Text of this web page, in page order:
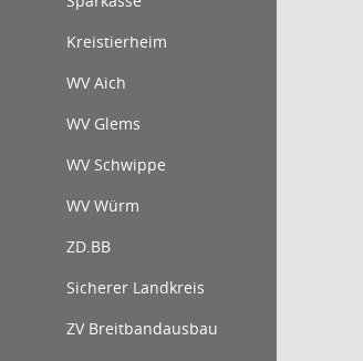
Kreistierheim
WV Aich
WV Glems
WV Schwippe
WV Würm
ZD.BB
Sicherer Landkreis
ZV Breitbandausbau